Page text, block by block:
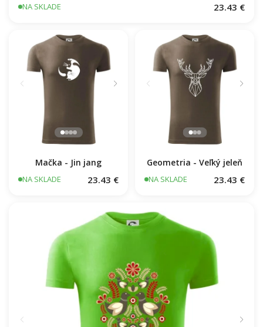
NA SKLADE 23.43 €
Mačka - Jin jang
NA SKLADE 23.43 €
Geometria - Veľký jeleň
NA SKLADE 23.43 €